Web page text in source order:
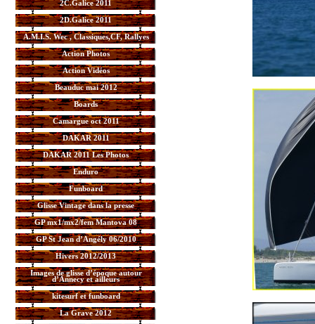
2C.Galice 2011
2D.Galice 2011
A.M.I.S. Wec , Classiques,CF, Rallyes
Action Photos
Action Vidéos
Beauduc mai 2012
Boards
Camargue oct 2011
DAKAR 2011
DAKAR 2011 Les Photos
Enduro
Funboard
Glisse Vintage dans la presse
GP mx1/mx2/fem Mantova 08
GP St Jean d’Angély 06/2010
Hivers 2012/2013
Images de glisse d’époque autour
d’Annecy et ailleurs
kitesurf et funboard
La Grave 2012